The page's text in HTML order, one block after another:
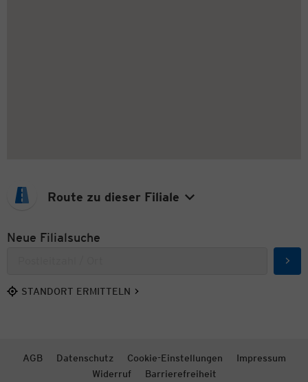
Route zu dieser Filiale
Neue Filialsuche
STANDORT ERMITTELN
AGB Datenschutz Cookie-Einstellungen
Impressum
Widerruf
Barrierefreiheit